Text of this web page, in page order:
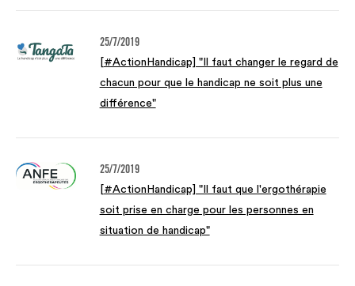
25/7/2019
[#ActionHandicap] "Il faut changer le regard de
chacun pour que le handicap ne soit plus une
différence"
25/7/2019
[#ActionHandicap] "Il faut que l'ergothérapie
soit prise en charge pour les personnes en
situation de handicap"